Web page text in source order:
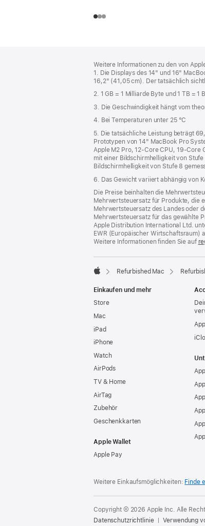
Weitere Informationen zu den von
1. Die Displays des 14" und 16"
16,2" (41,05 cm). Der tatsächlich
2. 1 GB = 1 Milliarde Byte und 1 TB =
3. Die Geschwindigkeit hängt vom
4. Bei Temperaturen unter 25 °C
5. Die tatsächliche Leistung beträgt
Prototypen von 14" MacBook Pro
Apple M2 Pro, 12‑Core CPU, 19‑Core
mit einer Bildschirmhelligkeit von
Bildschirmhelligkeit von Stufe 8
6. Das Gewicht variiert abhängig von
Die Preise beinhalten die
Mehrwertsteuersatz für Produkte, die
Mehrwertsteuersatz des Landes oder
Mehrwertsteuersatz für das gewählte
Apple Distribution International Ltd.
EWR (Europäischer Wirtschaftsraum)
Weitere Informationen finden Sie auf
Refurbished Mac
Einkaufen und mehr
Store
Mac
iPad
iPhone
Watch
AirPods
TV & Home
AirTag
Zubehör
Geschenkkarten
Apple Wallet
Apple Pay
Weitere Einkaufsmöglichkeiten: Finde
Copyright © 2026 Apple Inc. Alle
Datenschutzrichtlinie
Verwendung